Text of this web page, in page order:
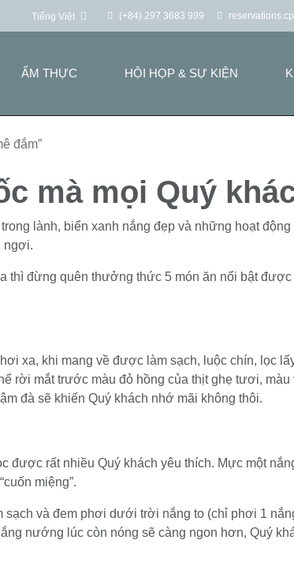
Tiếng Việt (+84) 297 3683 999
ẨM THỰC HỘI HỌP & SỰ KIỆN
đắm”
mà mọi Quý
lành, biển xanh nắng đẹp và những hoạt
ngợi.
thì đừng quên thưởng thức 5 món ăn nổi bật
xa, khi mang về được làm sạch, luộc chín, lọc
rời mắt trước màu đỏ hồng của thịt ghẹ tươi,
đà sẽ khiến Quý khách nhớ mãi không thôi.
được rất nhiều Quý khách yêu thích. Mực một
miệng”.
và đem phơi dưới trời nắng to (chỉ phơi 1
nướng lúc còn nóng sẽ càng ngon hơn, Quý